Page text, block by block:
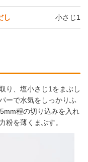
し 小さじ1
り、塩小さじ1をまぶし
ーで水気をしっかりふ
程の切り込みを入れ
粉を薄くまぶす。